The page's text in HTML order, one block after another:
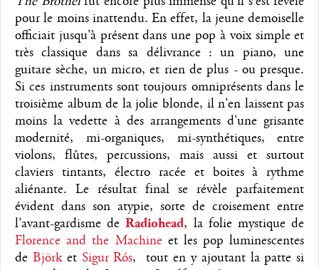
pour le moins inattendu. En effet, la jeune demoiselle
officiait jusqu'à présent dans une pop à voix simple et
très classique dans sa délivrance : un piano, une
guitare sèche, un micro, et rien de plus - ou presque.
Si ces instruments sont toujours omniprésents dans le
troisième album de la jolie blonde, il n'en laissent pas
moins la vedette à des arrangements d'une grisante
modernité, mi-organiques, mi-synthétiques, entre
violons, flûtes, percussions, mais aussi et surtout
claviers tintants, électro racée et boites à rythme
aliénante. Le résultat final se révèle parfaitement
évident dans son atypie, sorte de croisement entre
l'avant-gardisme de Radiohead, la folie mystique de
Florence and the Machineet les pop luminescentes
de Björket Sigur Rós, tout en y ajoutant la patte si